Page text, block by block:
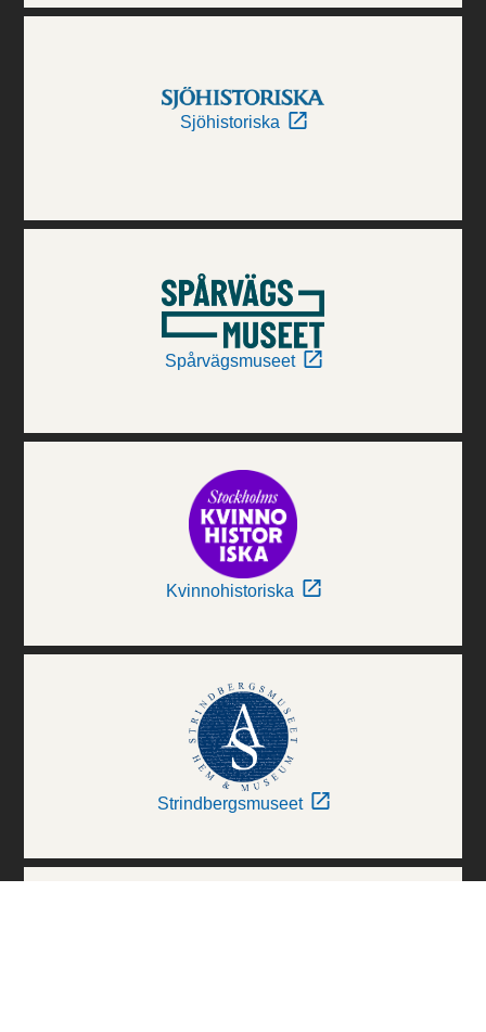
Sjöhistoriska
Spårvägsmuseet
Kvinnohistoriska
Strindbergsmuseet